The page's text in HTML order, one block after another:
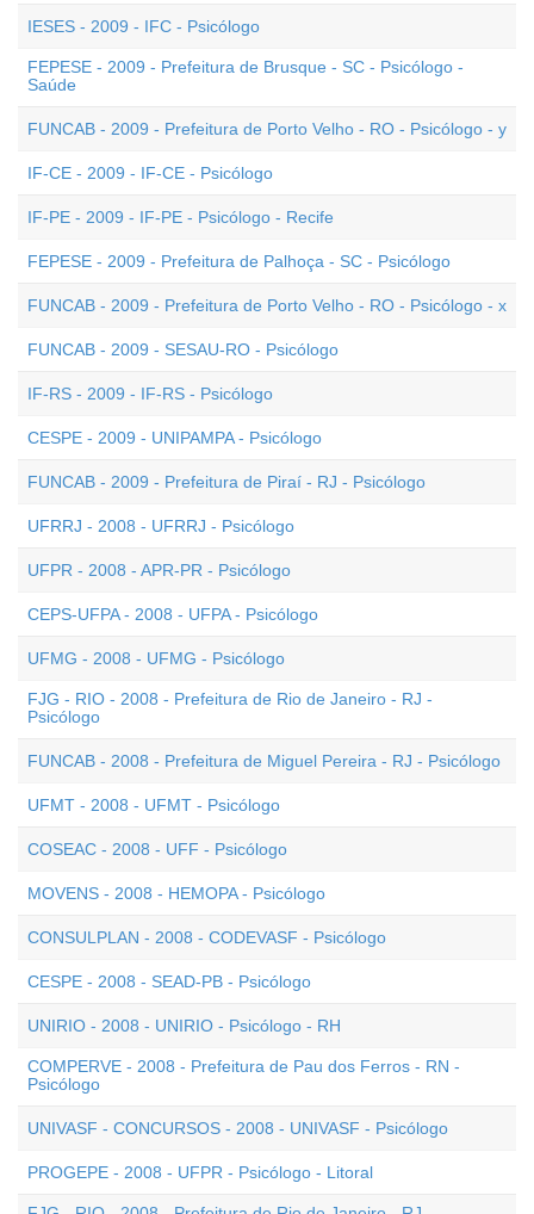
IESES - 2009 - IFC - Psicólogo
FEPESE - 2009 - Prefeitura de Brusque - SC - Psicólogo -
Saúde
FUNCAB - 2009 - Prefeitura de Porto Velho - RO - Psicólogo - y
IF-CE - 2009 - IF-CE - Psicólogo
IF-PE - 2009 - IF-PE - Psicólogo - Recife
FEPESE - 2009 - Prefeitura de Palhoça - SC - Psicólogo
FUNCAB - 2009 - Prefeitura de Porto Velho - RO - Psicólogo - x
FUNCAB - 2009 - SESAU-RO - Psicólogo
IF-RS - 2009 - IF-RS - Psicólogo
CESPE - 2009 - UNIPAMPA - Psicólogo
FUNCAB - 2009 - Prefeitura de Piraí - RJ - Psicólogo
UFRRJ - 2008 - UFRRJ - Psicólogo
UFPR - 2008 - APR-PR - Psicólogo
CEPS-UFPA - 2008 - UFPA - Psicólogo
UFMG - 2008 - UFMG - Psicólogo
FJG - RIO - 2008 - Prefeitura de Rio de Janeiro - RJ -
Psicólogo
FUNCAB - 2008 - Prefeitura de Miguel Pereira - RJ - Psicólogo
UFMT - 2008 - UFMT - Psicólogo
COSEAC - 2008 - UFF - Psicólogo
MOVENS - 2008 - HEMOPA - Psicólogo
CONSULPLAN - 2008 - CODEVASF - Psicólogo
CESPE - 2008 - SEAD-PB - Psicólogo
UNIRIO - 2008 - UNIRIO - Psicólogo - RH
COMPERVE - 2008 - Prefeitura de Pau dos Ferros - RN -
Psicólogo
UNIVASF - CONCURSOS - 2008 - UNIVASF - Psicólogo
PROGEPE - 2008 - UFPR - Psicólogo - Litoral